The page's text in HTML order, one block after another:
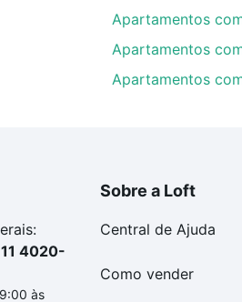
Apartamentos
Apartamentos
Apartamentos
4020-
às
Sobre a Loft
Central de Ajuda
Como vender